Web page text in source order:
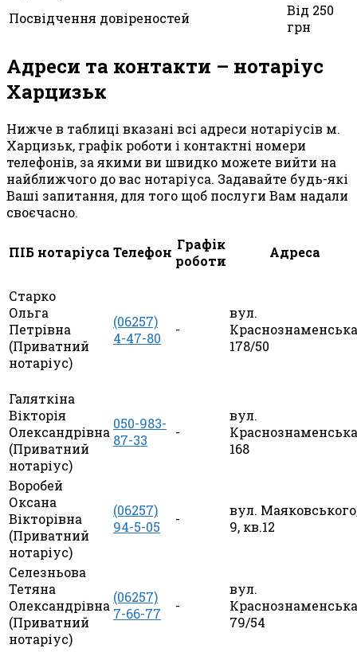
Посвідчення довіреностей
Від 250
грн
Адреси та контакти – нотаріус
Харцизьк
Нижче в таблиці вказані всі адреси нотаріусів м.
Харцизьк, графік роботи і контактні номери
телефонів, за якими ви швидко можете вийти на
найближчого до вас нотаріуса. Задавайте будь-які
Ваші запитання, для того щоб послуги Вам надали
своєчасно.
ПІБ нотаріуса Телефон Графік
роботи
Адреса
Старко
Ольга
Петрівна
(Приватний
нотаріус)
(06257)
4-47-80
-
вул.
178/50
Галяткіна
Вікторія
Олександрівна
(Приватний
нотаріус)
050-983-
87-33
-
вул.
168
Воробей
Оксана
Вікторівна
(Приватний
нотаріус)
(06257)
94-5-05
-
вул.
9, кв.12
Селезньова
Тетяна
Олександрівна
(Приватний
нотаріус)
(06257)
7-66-77
-
вул.
79/54